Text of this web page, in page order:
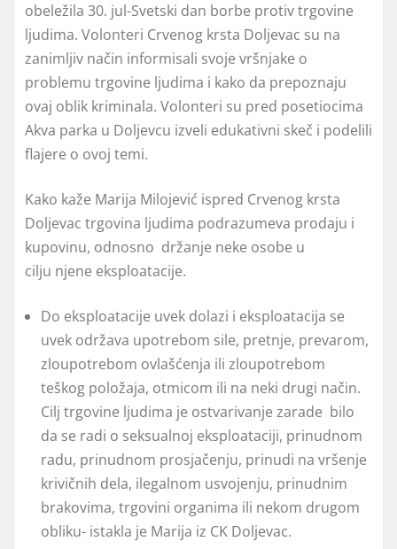
obeležila 30. jul-Svetski dan borbe protiv trgovine
ljudima. Volonteri Crvenog krsta Doljevac su na
zanimljiv način informisali svoje vršnjake o
problemu trgovine ljudima i kako da prepoznaju
ovaj oblik kriminala. Volonteri su pred posetiocima
Akva parka u Doljevcu izveli edukativni skeč i podelili
flajere o ovoj temi.
Kako kaže Marija Milojević ispred Crvenog krsta
Doljevac trgovina ljudima podrazumeva prodaju i
kupovinu, odnosno držanje neke osobe u
cilju njene eksploatacije.
Do eksploatacije uvek dolazi i eksploatacija se
uvek održava upotrebom sile, pretnje, prevarom,
zloupotrebom ovlašćenja ili zloupotrebom
teškog položaja, otmicom ili na neki drugi način.
Cilj trgovine ljudima je ostvarivanje zarade bilo
da se radi o seksualnoj eksploataciji, prinudnom
radu, prinudnom prosjačenju, prinudi na vršenje
krivičnih dela, ilegalnom usvojenju, prinudnim
brakovima, trgovini organima ili nekom drugom
obliku- istakla je Marija iz CK Doljevac.